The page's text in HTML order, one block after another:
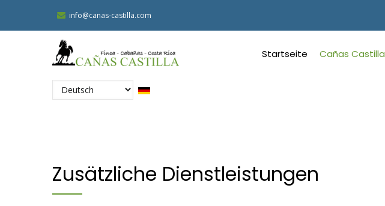
info@canas-castilla.com
Navigation
Startseite Cañas Castilla
Select
your
Zusätzliche Dienstleistungen